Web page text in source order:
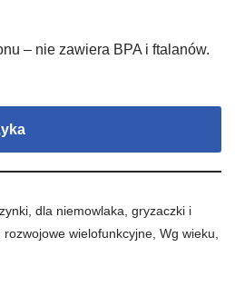
– nie zawiera BPA i ftalanów.
,dla niemowlaka ,gryzaczki i
rozwojowe wielofunkcyjne ,Wg wieku